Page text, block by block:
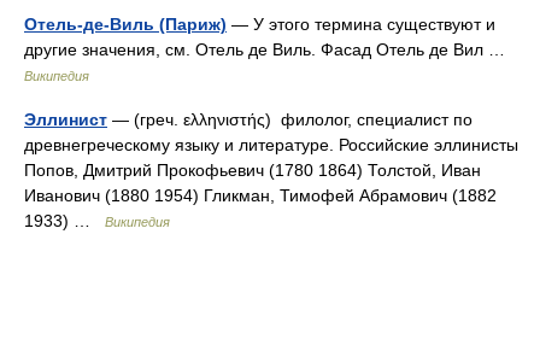
Отель-де-Виль (Париж) — У этого термина существуют и
другие значения, см. Отель де Виль. Фасад Отель де Вил …
Википедия
Эллинист — (греч. ελληνιστής) филолог, специалист по
древнегреческому языку и литературе. Российские эллинисты
Попов, Дмитрий Прокофьевич (1780 1864) Толстой, Иван
Иванович (1880 1954) Гликман, Тимофей Абрамович (1882
1933) …
Википедия